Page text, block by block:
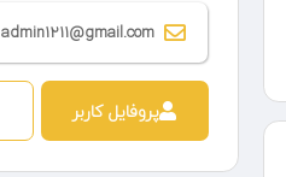
admin1211@gmail.com
پروفایل کاربر